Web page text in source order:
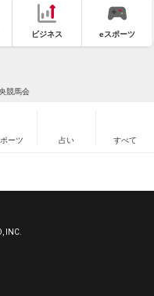
ビジネス eスポーツ
競馬会
ーツ 占い すべて
INC.